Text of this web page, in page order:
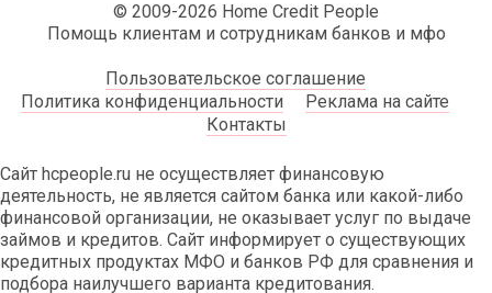
© 2009-2026 Home Credit People
Помощь клиентам и сотрудникам банков и мфо
Пользовательское соглашение
Политика конфиденциальности
Реклама на сайте
Контакты
Сайт hcpeople.ru не осуществляет финансовую
деятельность, не является сайтом банка или какой-либо
финансовой организации, не оказывает услуг по выдаче
займов и кредитов. Сайт информирует о существующих
кредитных продуктах МФО и банков РФ для сравнения и
подбора наилучшего варианта кредитования.